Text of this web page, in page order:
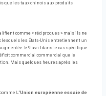
que les taux chinois aux produits
comme « réciproques » mais ils ne
lesquels les États-Unis entretiennent un
le 9 avril dans le cas spécifique
commercial commercial que le
Mais quelques heures après les
L'Union européenne essaie de